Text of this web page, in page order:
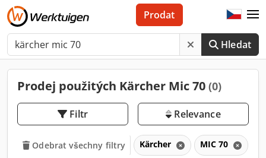
Hledat
Prodat
Prodej použitých Kärcher Mic 70 (0)
Filtr Relevance
Odebrat všechny filtry Kärcher MIC 70